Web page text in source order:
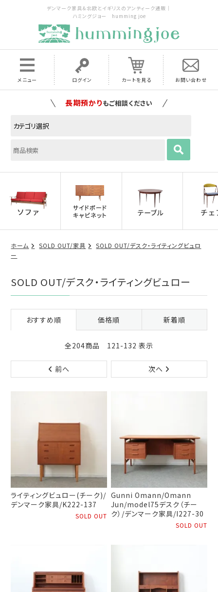
デンマーク家具＆北欧とイギリスのアンティーク通販｜
ハミングジョー humming joe
メニュー ログイン カートを見る お問い合わせ
長期預かりもご相談ください
ホーム SOLD OUT/家具
SOLD OUT/デスク・ライティングビュロ
ー
SOLD OUT/デスク・ライティングビュロー
おすすめ順 価格順 新着順
全204商品 121-132 表示
前へ 次へ
ライティングビュロー(チーク)/
デンマーク家具/K222-137
SOLD OUT
Gunni Omann/Omann
Jun/model75デスク（チー
ク）/デンマーク家具/I227-30
SOLD OUT